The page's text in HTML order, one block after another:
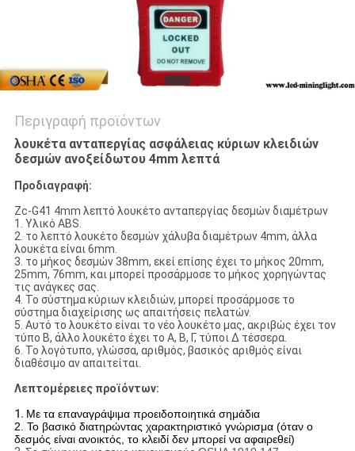
Περιγραφή προϊόντων
λουκέτα ανταπεργίας ασφάλειας κύριων κλειδιών
δεσμών ανοξείδωτου 4mm λεπτά
Προδιαγραφή:
Zc-G41 4mm λεπτό λουκέτο ανταπεργίας δεσμών διαμέτρων
1. Υλικό ABS.
2. το λεπτό λουκέτο δεσμών χάλυβα διαμέτρων 4mm, άλλα
λουκέτα είναι 6mm.
3. το μήκος δεσμών 38mm, εκεί επίσης έχει το μήκος 20mm,
25mm, 76mm, και μπορεί προσάρμοσε το μήκος χορηγώντας
τις ανάγκες σας.
4. Το σύστημα κύριων κλειδιών, μπορεί προσάρμοσε το
σύστημα διαχείρισης ως απαιτήσεις πελατών.
5. Αυτό το λουκέτο είναι το νέο λουκέτο μας, ακριβώς έχει τον
τύπο Β, άλλο λουκέτο έχει το Α, Β, Γ, τύποι Δ τέσσερα.
6. Το λογότυπο, γλώσσα, αριθμός, βασικός αριθμός είναι
διαθέσιμο αν απαιτείται.
Λεπτομέρειες προϊόντων:
1. Με τα επαναγράψιμα προειδοποιητικά σημάδια
2. Το βασικό διατηρώντας χαρακτηριστικό γνώρισμα (όταν ο
δεσμός είναι ανοικτός, το κλειδί δεν μπορεί να αφαιρεθεί)